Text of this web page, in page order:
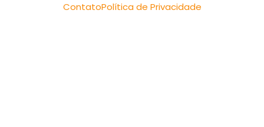
ContatoPolítica de Privacidade